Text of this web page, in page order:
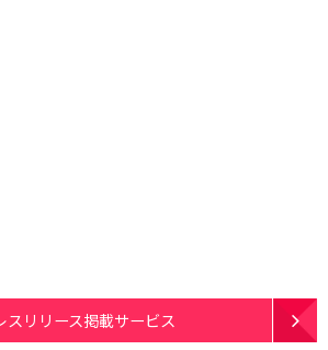
スリリース掲載サービス